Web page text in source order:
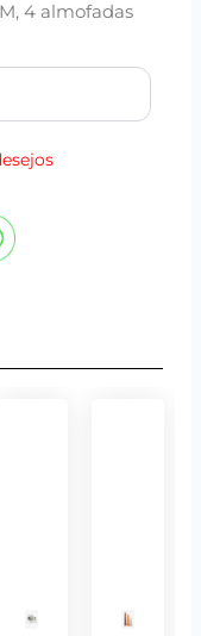
4 almofadas